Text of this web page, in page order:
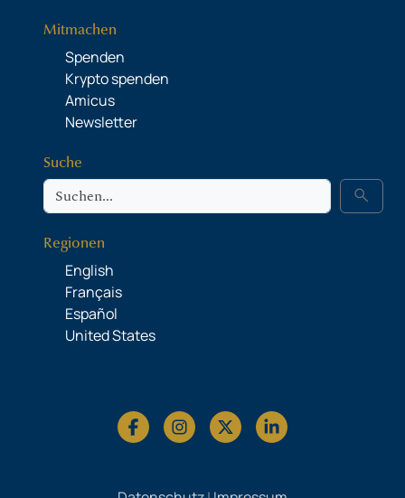
Mitmachen
Spenden
Krypto spenden
Amicus
Newsletter
Suche
Suche search
Regionen
English
Français
Español
United States